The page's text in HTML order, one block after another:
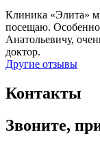
Клиника «Элита»
посещаю.
Анатольевичу,
доктор.
Другие отзывы
Контакты
Звоните,